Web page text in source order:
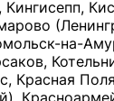
на-
Красная